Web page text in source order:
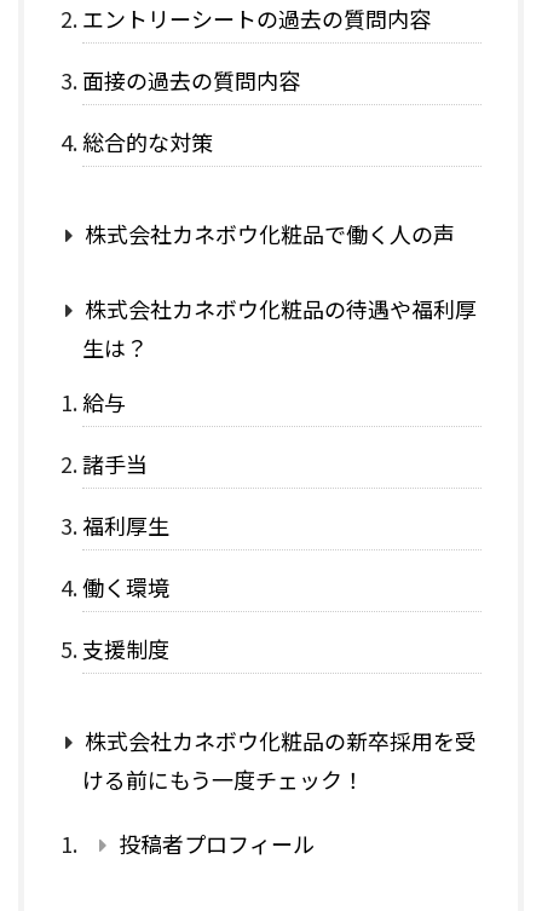
エントリーシートの過去の質問内容
面接の過去の質問内容
総合的な対策
株式会社カネボウ化粧品で働く人の声
株式会社カネボウ化粧品の待遇や福利厚
生は？
給与
諸手当
福利厚生
働く環境
支援制度
株式会社カネボウ化粧品の新卒採用を受
ける前にもう一度チェック！
投稿者プロフィール